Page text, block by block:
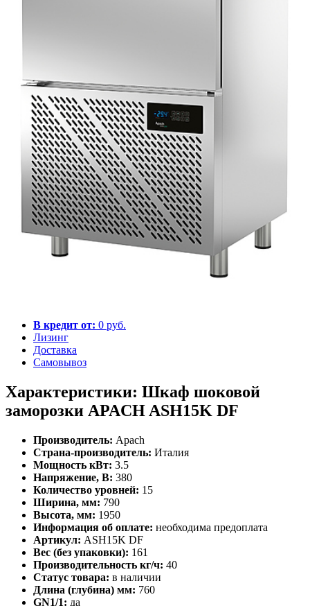
В кредит от: 0 руб.
Лизинг
Доставка
Самовывоз
Характеристики: Шкаф шоковой
заморозки APACH ASH15K DF
Производитель: Apach
Страна-производитель: Италия
Мощность кВт: 3.5
Напряжение, В: 380
Количество уровней: 15
Ширина, мм: 790
Высота, мм: 1950
Информация об оплате: необходима предоплата
Артикул: ASH15K DF
Вес (без упаковки): 161
Производительность кг/ч: 40
Статус товара: в наличии
Длина (глубина) мм: 760
GN1/1: да